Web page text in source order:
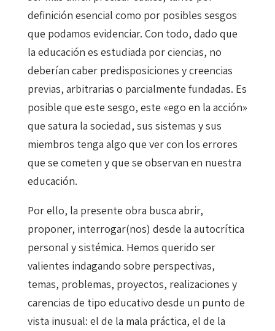
definición esencial como por posibles sesgos
que podamos evidenciar. Con todo, dado que
la educación es estudiada por ciencias, no
deberían caber predisposiciones y creencias
previas, arbitrarias o parcialmente fundadas. Es
posible que este sesgo, este «ego en la acción»
que satura la sociedad, sus sistemas y sus
miembros tenga algo que ver con los errores
que se cometen y que se observan en nuestra
educación.
Por ello, la presente obra busca abrir,
proponer, interrogar(nos) desde la autocrítica
personal y sistémica. Hemos querido ser
valientes indagando sobre perspectivas,
temas, problemas, proyectos, realizaciones y
carencias de tipo educativo desde un punto de
vista inusual: el de la mala práctica, el de la